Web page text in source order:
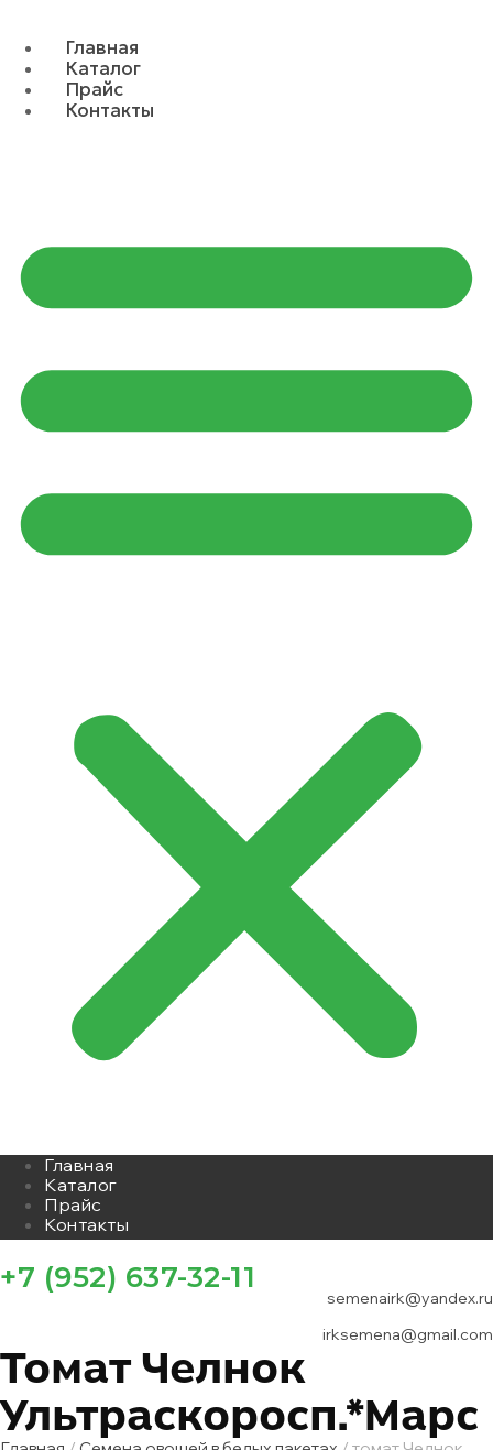
Главная
Каталог
Прайс
Контакты
Главная
Каталог
Прайс
Контакты
+7 (952) 637-32-11
semenairk@yandex.ru
irksemena@gmail.com
Томат Челнок
Ультраскоросп.*Марс